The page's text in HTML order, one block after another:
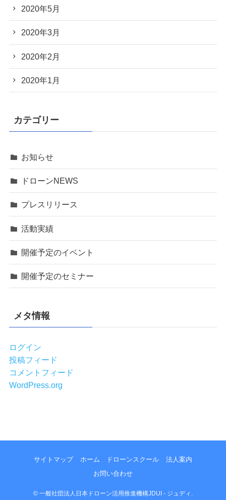
2020年5月
2020年3月
2020年2月
2020年1月
カテゴリー
お知らせ
ドローンNEWS
プレスリリース
活動実績
開催予定のイベント
開催予定のセミナー
メタ情報
ログイン
投稿フィード
コメントフィード
WordPress.org
サイトマップ ホーム ドローンスクール
法人案内
お問い合わせ
© 一般社団法人日本ドローン活用推進機構JDUI - ジュディ.